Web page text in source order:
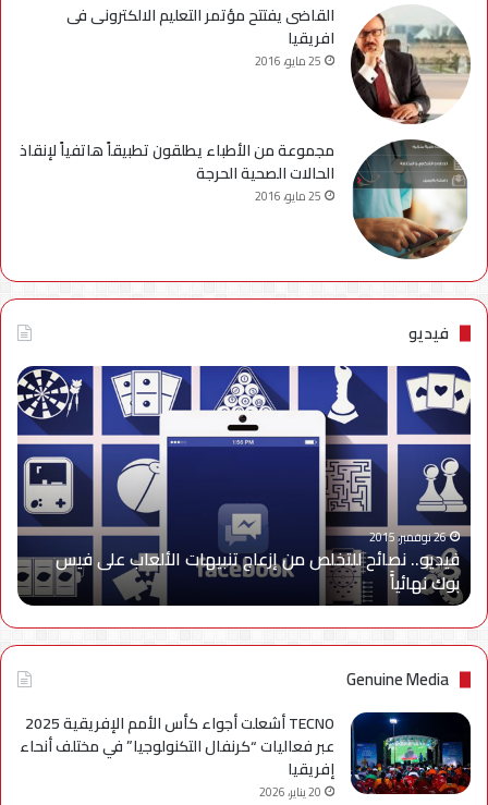
القاضى يفتتح مؤتمر التعليم الالكترونى فى
افريقيا
25 مايو، 2016
مجموعة من الأطباء يطلقون تطبيقاً هاتفياً لإنقاذ
الحالات الصحية الحرجة
25 مايو، 2016
فيديو
فيديو..
نصائح
للتخلص
من
إزعاج
تنبيهات
الألعاب
على
فيس
بوك
نهائياًَ
26 نوفمبر، 2015
فيديو.. نصائح للتخلص من إزعاج تنبيهات الألعاب على فيس
بوك نهائياًَ
Genuine Media
TECNO أشعلت أجواء كأس الأمم الإفريقية 2025
عبر فعاليات “كرنفال التكنولوجيا” في مختلف أنحاء
إفريقيا
20 يناير، 2026